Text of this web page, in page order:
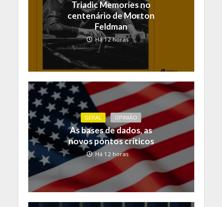
Triadic Memories no
centenário de Morton
Feldman
Há 12 horas
GERAL OPINIÃO
As bases de dados, as
novos pontos críticos
Há 12 horas